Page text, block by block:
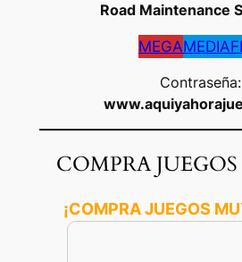
Road Maintenance
MEGA
Contraseña:
COMPRA
¡COMPRA JUEGOS